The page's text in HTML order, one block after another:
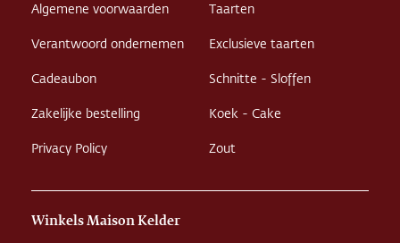
Algemene voorwaarden
Verantwoord ondernemen
Cadeaubon
Zakelijke bestelling
Privacy Policy
Taarten
Exclusieve taarten
Schnitte - Sloffen
Koek - Cake
Zout
Winkels Maison Kelder